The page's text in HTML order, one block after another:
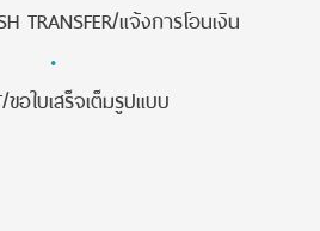
TRANSFER/แจ้งการโอนเงิน
·
ขอใบเสร็จเต็มรูปแบบ